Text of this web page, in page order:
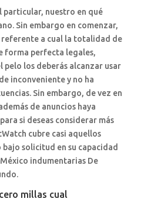
particular, nuestro en qué
Sin embargo en comenzar,
a cual la totalidad de
forma perfecta legales,
pelo los deberás alcanzar usar
inconveniente y no ha
Sin embargo, de vez en
de anuncios haya
si deseas considerar más
cubre casi aquellos
solicitud en su capacidad
indumentarias De
millas cual